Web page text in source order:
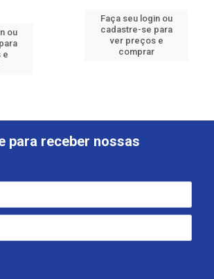
ou
e
Faça seu login ou
cadastre-se para
ver preços e
comprar
para receber nossas